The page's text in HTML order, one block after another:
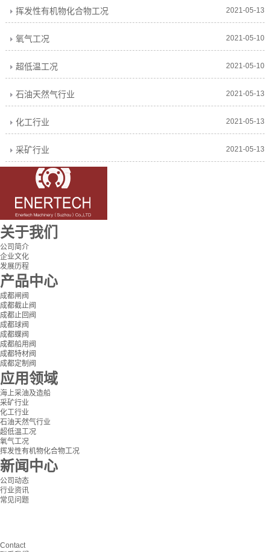
挥发性有机物化合物工况 2021-05-13
氧气工况 2021-05-10
超低温工况 2021-05-10
石油天然气行业 2021-05-13
化工行业 2021-05-13
采矿行业 2021-05-13
关于我们
公司简介
企业文化
发展历程
产品中心
成都闸阀
成都截止阀
成都止回阀
成都球阀
成都蝶阀
成都船用阀
成都特材阀
成都定制阀
应用领域
海上采油及造船
采矿行业
化工行业
石油天然气行业
超低温工况
氧气工况
挥发性有机物化合物工况
新闻中心
公司动态
行业资讯
常见问题
Contact